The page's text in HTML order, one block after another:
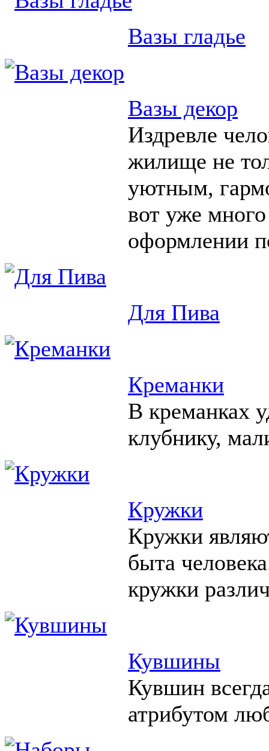
Вазы гладье
Вазы декор
Издревле
жилище не
уютным,
вот уже
оформлении
Для Пива
Креманки
В креманках
клубнику,
Кружки
Кружки
быта
кружки
Кувшины
Кувшин
атрибутом